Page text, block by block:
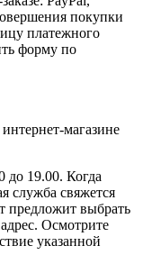
покупки
платежного
форму по
магазине
до 19.00. Когда
служба свяжется
предложит выбрать
Осмотрите
указанной